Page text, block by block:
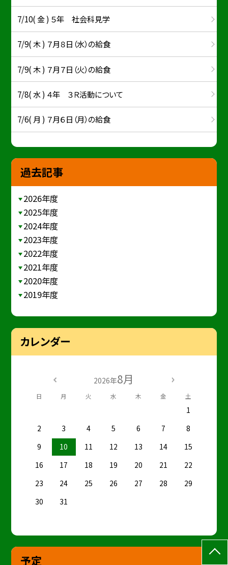
7/10( 金 ) ５年 社会科見学
7/9( 木 ) ７月８日（水）の給食
7/9( 木 ) ７月７日（火）の給食
7/8( 水 ) ４年 ３Ｒ活動について
7/6( 月 ) ７月６日（月）の給食
過去記事
2026年度
2025年度
2024年度
2023年度
2022年度
2021年度
2020年度
2019年度
カレンダー
2026年8月
日 月 火 水 木 金 土
1
2
3 4 5 6 7
8
9
10 11 12 13 14
15
16
17 18 19 20 21
22
23
24 25 26 27 28
29
30
31
予定